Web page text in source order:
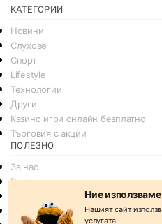
КАТЕГОРИИ
Новини
Слухове
Спорт
Lifestyle
Технологии
Други
Казино игри онлайн безплатно
Търговия с акции
ПОЛЕЗНО
За нас
Реклама
Условия за споделяне
Ние
Нашият сайт
услугата!